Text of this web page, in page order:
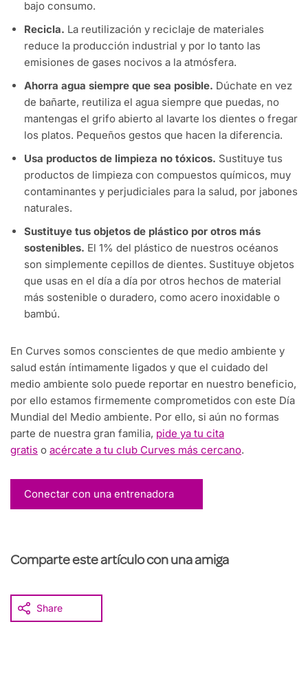
bajo consumo.
Recicla. La reutilización y reciclaje de materiales
reduce la producción industrial y por lo tanto las
emisiones de gases nocivos a la atmósfera.
Ahorra agua siempre que sea posible. Dúchate en vez
de bañarte, reutiliza el agua siempre que puedas, no
mantengas el grifo abierto al lavarte los dientes o fregar
los platos. Pequeños gestos que hacen la diferencia.
Usa productos de limpieza no tóxicos. Sustituye tus
productos de limpieza con compuestos químicos, muy
contaminantes y perjudiciales para la salud, por jabones
naturales.
Sustituye tus objetos de plástico por otros más
sostenibles. El 1% del plástico de nuestros océanos
son simplemente cepillos de dientes. Sustituye objetos
que usas en el día a día por otros hechos de material
más sostenible o duradero, como acero inoxidable o
bambú.
En Curves somos conscientes de que medio ambiente y
salud están íntimamente ligados y que el cuidado del
medio ambiente solo puede reportar en nuestro beneficio,
por ello estamos firmemente comprometidos con este Día
Mundial del Medio ambiente. Por ello, si aún no formas
parte de nuestra gran familia, pide ya tu cita
gratis o acércate a tu club Curves más cercano.
Conectar con una entrenadora
Comparte este artículo con una amiga
Share